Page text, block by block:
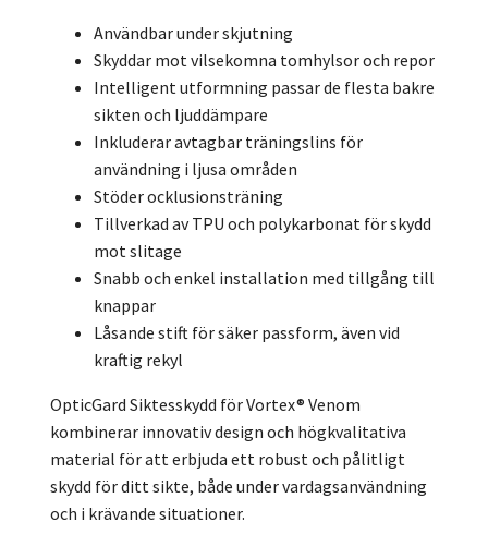
Användbar under skjutning
Skyddar mot vilsekomna tomhylsor och repor
Intelligent utformning passar de flesta bakre
sikten och ljuddämpare
Inkluderar avtagbar träningslins för
användning i ljusa områden
Stöder ocklusionsträning
Tillverkad av TPU och polykarbonat för skydd
mot slitage
Snabb och enkel installation med tillgång till
knappar
Låsande stift för säker passform, även vid
kraftig rekyl
OpticGard Siktesskydd för Vortex® Venom
kombinerar innovativ design och högkvalitativa
material för att erbjuda ett robust och pålitligt
skydd för ditt sikte, både under vardagsanvändning
och i krävande situationer.